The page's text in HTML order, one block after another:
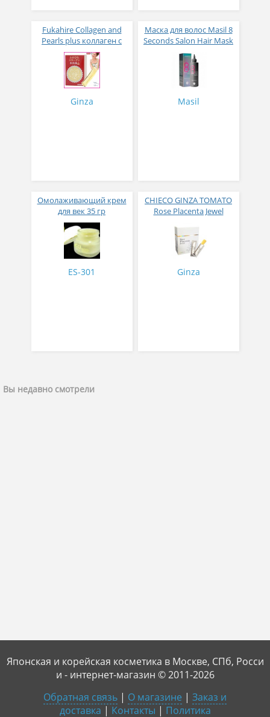
Fukahire Collagen and
Pearls plus коллаген с
жемчужным порошком
№ 30
Ginza
Маска для волос Masil 8
Seconds Salon Hair Mask
200 мл
Masil
Омолаживающий крем
для век 35 гр
ES-301
CHIECO GINZA TOMATO
Rose Placenta Jewel
в желе № 30
Ginza
Вы недавно смотрели
Японская и корейская косметика в Москве, СПб, Росси
и - интернет-магазин © 2011-2026
Обратная связь | О магазине | Заказ и
доставка | Контакты | Политика